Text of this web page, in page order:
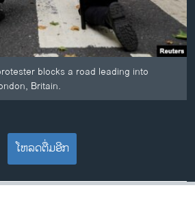
blocks a road leading into
Britain.
ໂຫລດຕື່ມອີກ